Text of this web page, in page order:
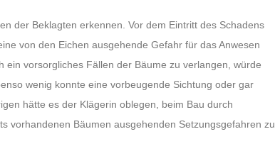
der Beklagten erkennen. Vor dem Eintritt des Schadens
von den Eichen ausgehende Gefahr für das Anwesen
ein vorsorgliches Fällen der Bäume zu verlangen, würde
wenig konnte eine vorbeugende Sichtung oder gar
hätte es der Klägerin oblegen, beim Bau durch
vorhandenen Bäumen ausgehenden Setzungsgefahren zu